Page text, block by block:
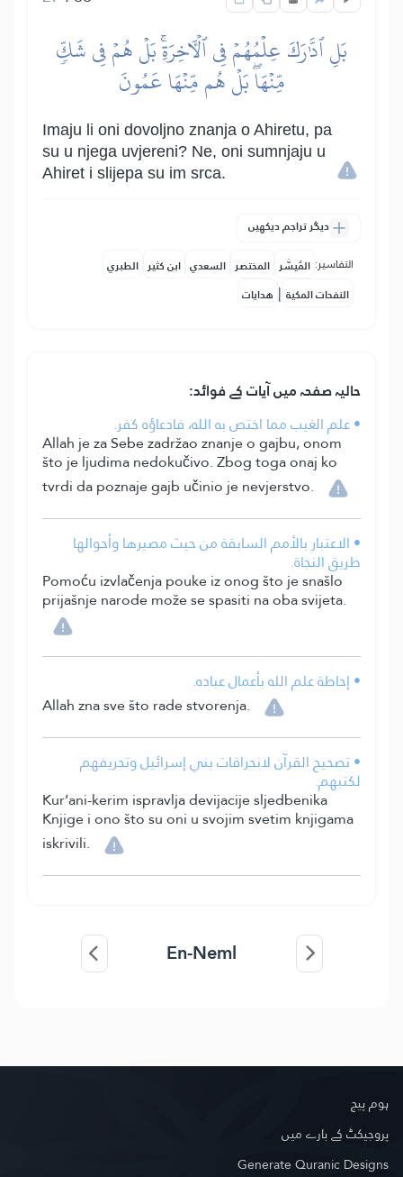
بَلِ ٱدَّٰرَكَ عِلۡمُهُمۡ فِي ٱلۡأٓخِرَةِۚ بَلۡ هُمۡ فِي شَكّٖ
مِّنۡهَاۖ بَلۡ هُم مِّنۡهَا عَمُونَ
Imaju li oni dovoljno znanja o Ahiretu, pa
su u njega uvjereni? Ne, oni sumnjaju u
Ahiret i slijepa su im srca.
دیگر تراجم دیکھیں
التفاسير: المُيسَّر المختصر السعدي ابن كثير الطبري
النفحات المكية | هدايات
حالیہ صفحہ میں آیات کے فوائد:
• علم الغيب مما اختص به الله، فادعاؤه كفر.
Allah je za Sebe zadržao znanje o gajbu, onom
što je ljudima nedokučivo. Zbog toga onaj ko
tvrdi da poznaje gajb učinio je nevjerstvo.
• الاعتبار بالأمم السابقة من حيث مصيرها وأحوالها
طريق النجاة.
Pomoću izvlačenja pouke iz onog što je snašlo
prijašnje narode može se spasiti na oba svijeta.
• إحاطة علم الله بأعمال عباده.
Allah zna sve što rade stvorenja.
• تصحيح القرآن لانحرافات بني إسرائيل وتحريفهم
لكتبهم.
Kur’ani-kerim ispravlja devijacije sljedbenika
Knjige i ono što su oni u svojim svetim knjigama
iskrivili.
En-Neml
ہوم پیج
پروجیکٹ کے بارے میں
Generate Quranic Designs